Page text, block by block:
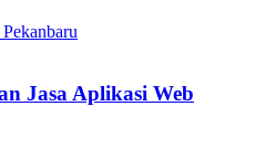
Jasa Aplikasi Web